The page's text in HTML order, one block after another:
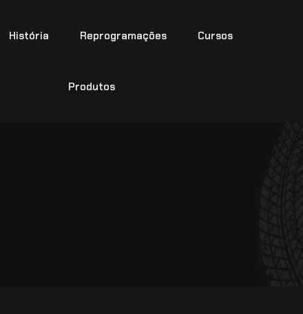
História Reprogramações Cursos
Produtos